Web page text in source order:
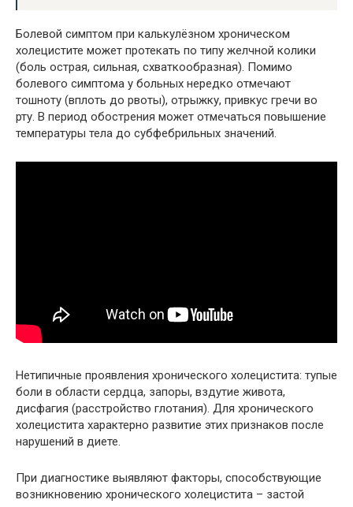
Болевой симптом при калькулёзном хроническом
холецистите может протекать по типу желчной колики
(боль острая, сильная, схваткообразная). Помимо
болевого симптома у больных нередко отмечают
тошноту (вплоть до рвоты), отрыжку, привкус гречи во
рту. В период обострения может отмечаться повышение
температуры тела до субфебрильных значений.
Нетипичные проявления хронического холецистита: тупые
боли в области сердца, запоры, вздутие живота,
дисфагия (расстройство глотания). Для хронического
холецистита характерно развитие этих признаков после
нарушений в диете.
При диагностике выявляют факторы, способствующие
возникновению хронического холецистита – застой